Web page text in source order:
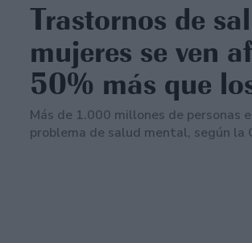
Trastornos de
mujeres se ven
50% más que
Más de 1.000 millones de personas
problema de salud mental, según la